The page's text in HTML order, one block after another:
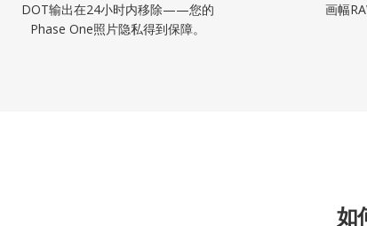
DOT输出在24小时内移除——您的
Phase One照片隐私得到保障。
画幅
如